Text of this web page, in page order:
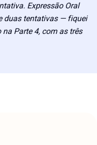
Expressão Oral
tentativas — fiquei
Parte 4, com as três